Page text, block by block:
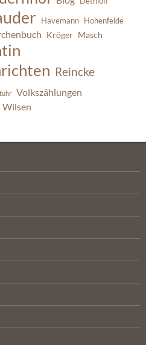
Havemann Hohenfelde
Kröger Masch
Reincke
Volkszählungen
Wilsen